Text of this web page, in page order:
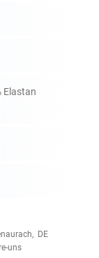
Elastan
DE
uns